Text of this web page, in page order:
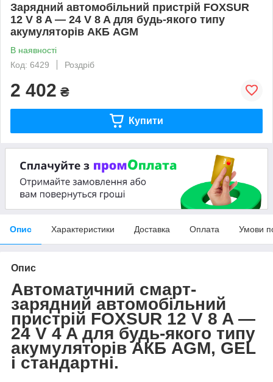
Зарядний автомобільний пристрій FOXSUR
12 V 8 A — 24 V 8 A для будь-якого типу
акумуляторів АКБ AGM
В наявності
Код: 6429
Роздріб
2 402 ₴
Купити
Опис Характеристики Доставка Оплата Умови
Опис
Автоматичний смарт-
зарядний автомобільний
пристрій FOXSUR 12 V 8 A —
24 V 4 A для будь-якого типу
акумуляторів АКБ AGM, GEL
і стандартні.